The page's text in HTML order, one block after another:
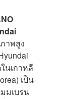
าพสูง
นเกาหลี
เป็น
มเบรน